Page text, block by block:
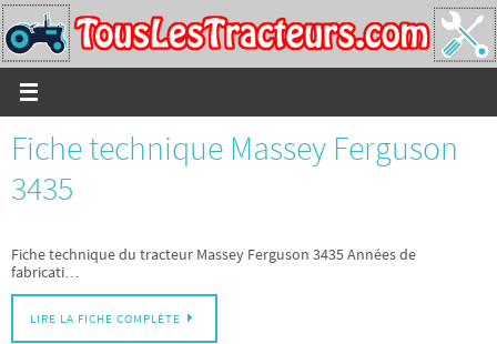
Passer
vers
le
contenu
Fiche technique Massey Ferguson
3435
Fiche technique du tracteur Massey Ferguson 3435 Années de
fabricati…
LIRE LA FICHE COMPLÈTE